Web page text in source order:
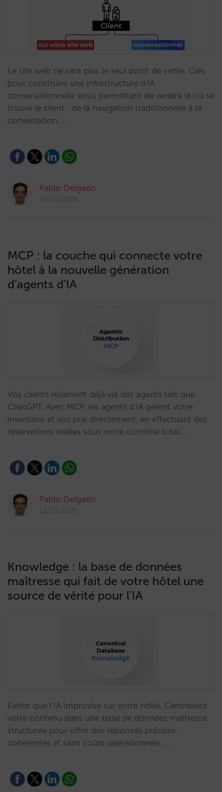
Le site web ne sera plus le seul point de vente. Clés
pour construire une infrastructure d'IA
conversationnelle vous permettant de vendre là où se
trouve le client : de la navigation traditionnelle à la
conversation.…
Pablo Delgado
24/03/2026
MCP : la couche qui connecte votre
hôtel à la nouvelle génération
d’agents d’IA
Vos clients réservent déjà via des agents tels que
ChatGPT. Avec MCP, les agents d'IA gèrent votre
inventaire et vos prix directement, en effectuant des
réservations réelles sous votre contrôle total.…
Pablo Delgado
12/03/2026
Knowledge : la base de données
maîtresse qui fait de votre hôtel une
source de vérité pour l’IA
Évitez que l’IA improvise sur votre hôtel. Centralisez
votre contenu dans une base de données maîtresse
structurée pour offrir des réponses précises,
cohérentes et sans coûts opérationnels. …